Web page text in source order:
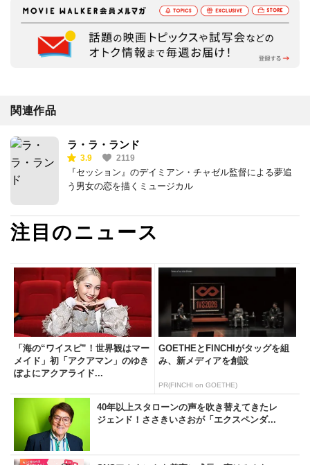
関連作品
ラ・ラ・ランド
3.9 2119
『セッション』のデイミアン・チャゼル監督による夢追
う男女の恋を描くミュージカル
注目のニュース
「海の“ワイスピ”！世界観はマー
メイド」初「アクアマン」のゆき
ぽよにアクアライド...
GOETHEとFINCHIがタッグを組
み、新メディアを創設
PR(FINCHI on GOETHE)
40年以上スタローンの声を吹き替えてきたレ
ジェンド！ささきいさおが「エクスペンダ...